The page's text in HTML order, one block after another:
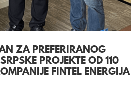
ZA PREFERIRANOG
PROJEKTE OD 110
FINTEL ENERGIJA